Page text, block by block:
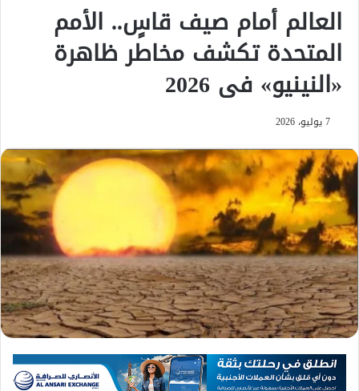
العالم أمام صيف قاسٍ.. الأمم
المتحدة تكشف مخاطر ظاهرة
«النينيو» فى 2026
7 يوليو، 2026